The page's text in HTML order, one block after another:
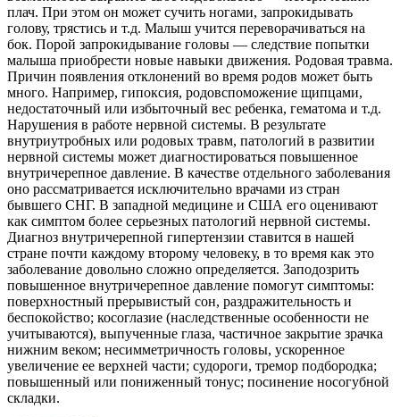
плач. При этом он может сучить ногами, запрокидывать
голову, трястись и т.д. Малыш учится переворачиваться на
бок. Порой запрокидывание головы — следствие попытки
малыша приобрести новые навыки движения. Родовая травма.
Причин появления отклонений во время родов может быть
много. Например, гипоксия, родовспоможение щипцами,
недостаточный или избыточный вес ребенка, гематома и т.д.
Нарушения в работе нервной системы. В результате
внутриутробных или родовых травм, патологий в развитии
нервной системы может диагностироваться повышенное
внутричерепное давление. В качестве отдельного заболевания
оно рассматривается исключительно врачами из стран
бывшего СНГ. В западной медицине и США его оценивают
как симптом более серьезных патологий нервной системы.
Диагноз внутричерепной гипертензии ставится в нашей
стране почти каждому второму человеку, в то время как это
заболевание довольно сложно определяется. Заподозрить
повышенное внутричерепное давление помогут симптомы:
поверхностный прерывистый сон, раздражительность и
беспокойство; косоглазие (наследственные особенности не
учитываются), выпученные глаза, частичное закрытие зрачка
нижним веком; несимметричность головы, ускоренное
увеличение ее верхней части; судороги, тремор подбородка;
повышенный или пониженный тонус; посинение носогубной
складки.